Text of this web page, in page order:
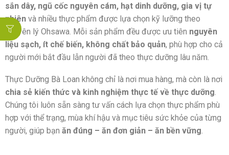
sắn dây, ngũ cốc nguyên cám, hạt dinh dưỡng, gia vị tự
nhiên và nhiều thực phẩm được lựa chọn kỹ lưỡng theo
nguyên lý Ohsawa. Mỗi sản phẩm đều được ưu tiên nguyên
liệu sạch, ít chế biến, không chất bảo quản, phù hợp cho cả
người mới bắt đầu lẫn người đã theo thực dưỡng lâu năm.
Thực Dưỡng Bà Loan không chỉ là nơi mua hàng, mà còn là nơi
chia sẻ kiến thức và kinh nghiệm thực tế về thực dưỡng.
Chúng tôi luôn sẵn sàng tư vấn cách lựa chọn thực phẩm phù
hợp với thể trạng, mùa khí hậu và mục tiêu sức khỏe của từng
người, giúp bạn ăn đúng – ăn đơn giản – ăn bền vững.